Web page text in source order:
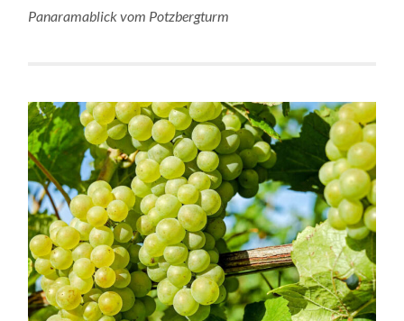
Panaramablick vom Potzbergturm